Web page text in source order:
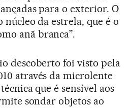
para o exterior. O
núcleo da estrela, que é o
anã branca”.
descoberto foi visto pela
através da microlente
que é sensível aos
sondar objetos ao